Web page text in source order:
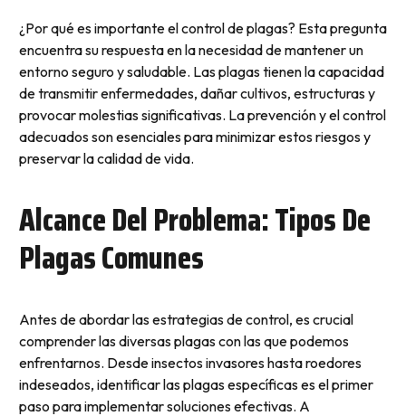
¿Por qué es importante el control de plagas? Esta pregunta
encuentra su respuesta en la necesidad de mantener un
entorno seguro y saludable. Las plagas tienen la capacidad
de transmitir enfermedades, dañar cultivos, estructuras y
provocar molestias significativas. La prevención y el control
adecuados son esenciales para minimizar estos riesgos y
preservar la calidad de vida.
Alcance Del Problema: Tipos De
Plagas Comunes
Antes de abordar las estrategias de control, es crucial
comprender las diversas plagas con las que podemos
enfrentarnos. Desde insectos invasores hasta roedores
indeseados, identificar las plagas específicas es el primer
paso para implementar soluciones efectivas. A